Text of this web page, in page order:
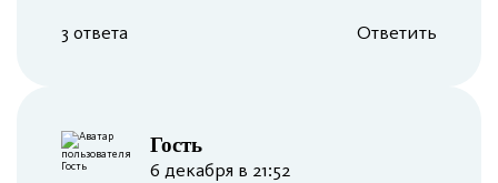
3 ответа Ответить
︎Гость
6 декабря в 21:52